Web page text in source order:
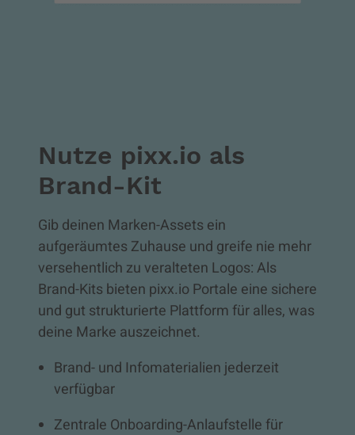
Nutze pixx.io als
Brand-Kit
Gib deinen Marken-Assets ein
aufgeräumtes Zuhause und greife nie mehr
versehentlich zu veralteten Logos: Als
Brand-Kits bieten pixx.io Portale eine sichere
und gut strukturierte Plattform für alles, was
deine Marke auszeichnet.
Brand- und Infomaterialien jederzeit
verfügbar
Zentrale Onboarding-Anlaufstelle für